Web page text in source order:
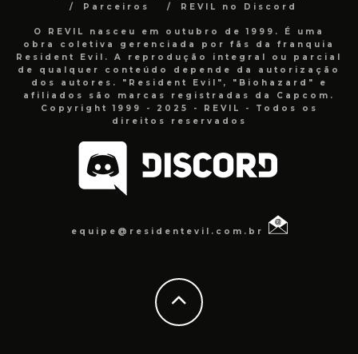
Parceiros
REVIL no Discord
O REVIL nasceu em outubro de 1999. É uma
obra coletiva gerenciada por fãs da franquia
Resident Evil. A reprodução integral ou parcial
de qualquer conteúdo depende da autorização
dos autores. "Resident Evil", "Biohazard" e
afiliados são marcas registradas da Capcom.
Copyright 1999 - 2025 - REVIL - Todos os
direitos reservados
equipe@residentevil.com.br